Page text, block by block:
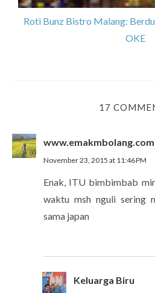
Roti Bunz Bistro Malang:
OKE
17
www.emakmbolang.com
November 23, 2015 at 11:46 PM
Enak, ITU bimbimbab
waktu msh nguli sering
sama japan
Keluarga Biru